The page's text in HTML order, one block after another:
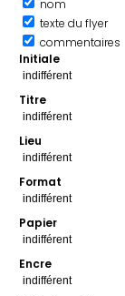
nom
texte du flyer
commentaires
Initiale
Titre
Lieu
Format
Papier
Encre